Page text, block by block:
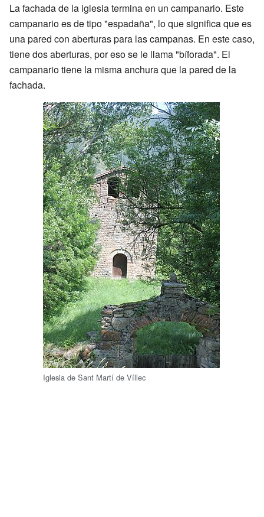
La fachada de la iglesia termina en un campanario. Este
campanario es de tipo "espadaña", lo que significa que es
una pared con aberturas para las campanas. En este caso,
tiene dos aberturas, por eso se le llama "bíforada". El
campanario tiene la misma anchura que la pared de la
fachada.
Iglesia de Sant Martí de Víllec